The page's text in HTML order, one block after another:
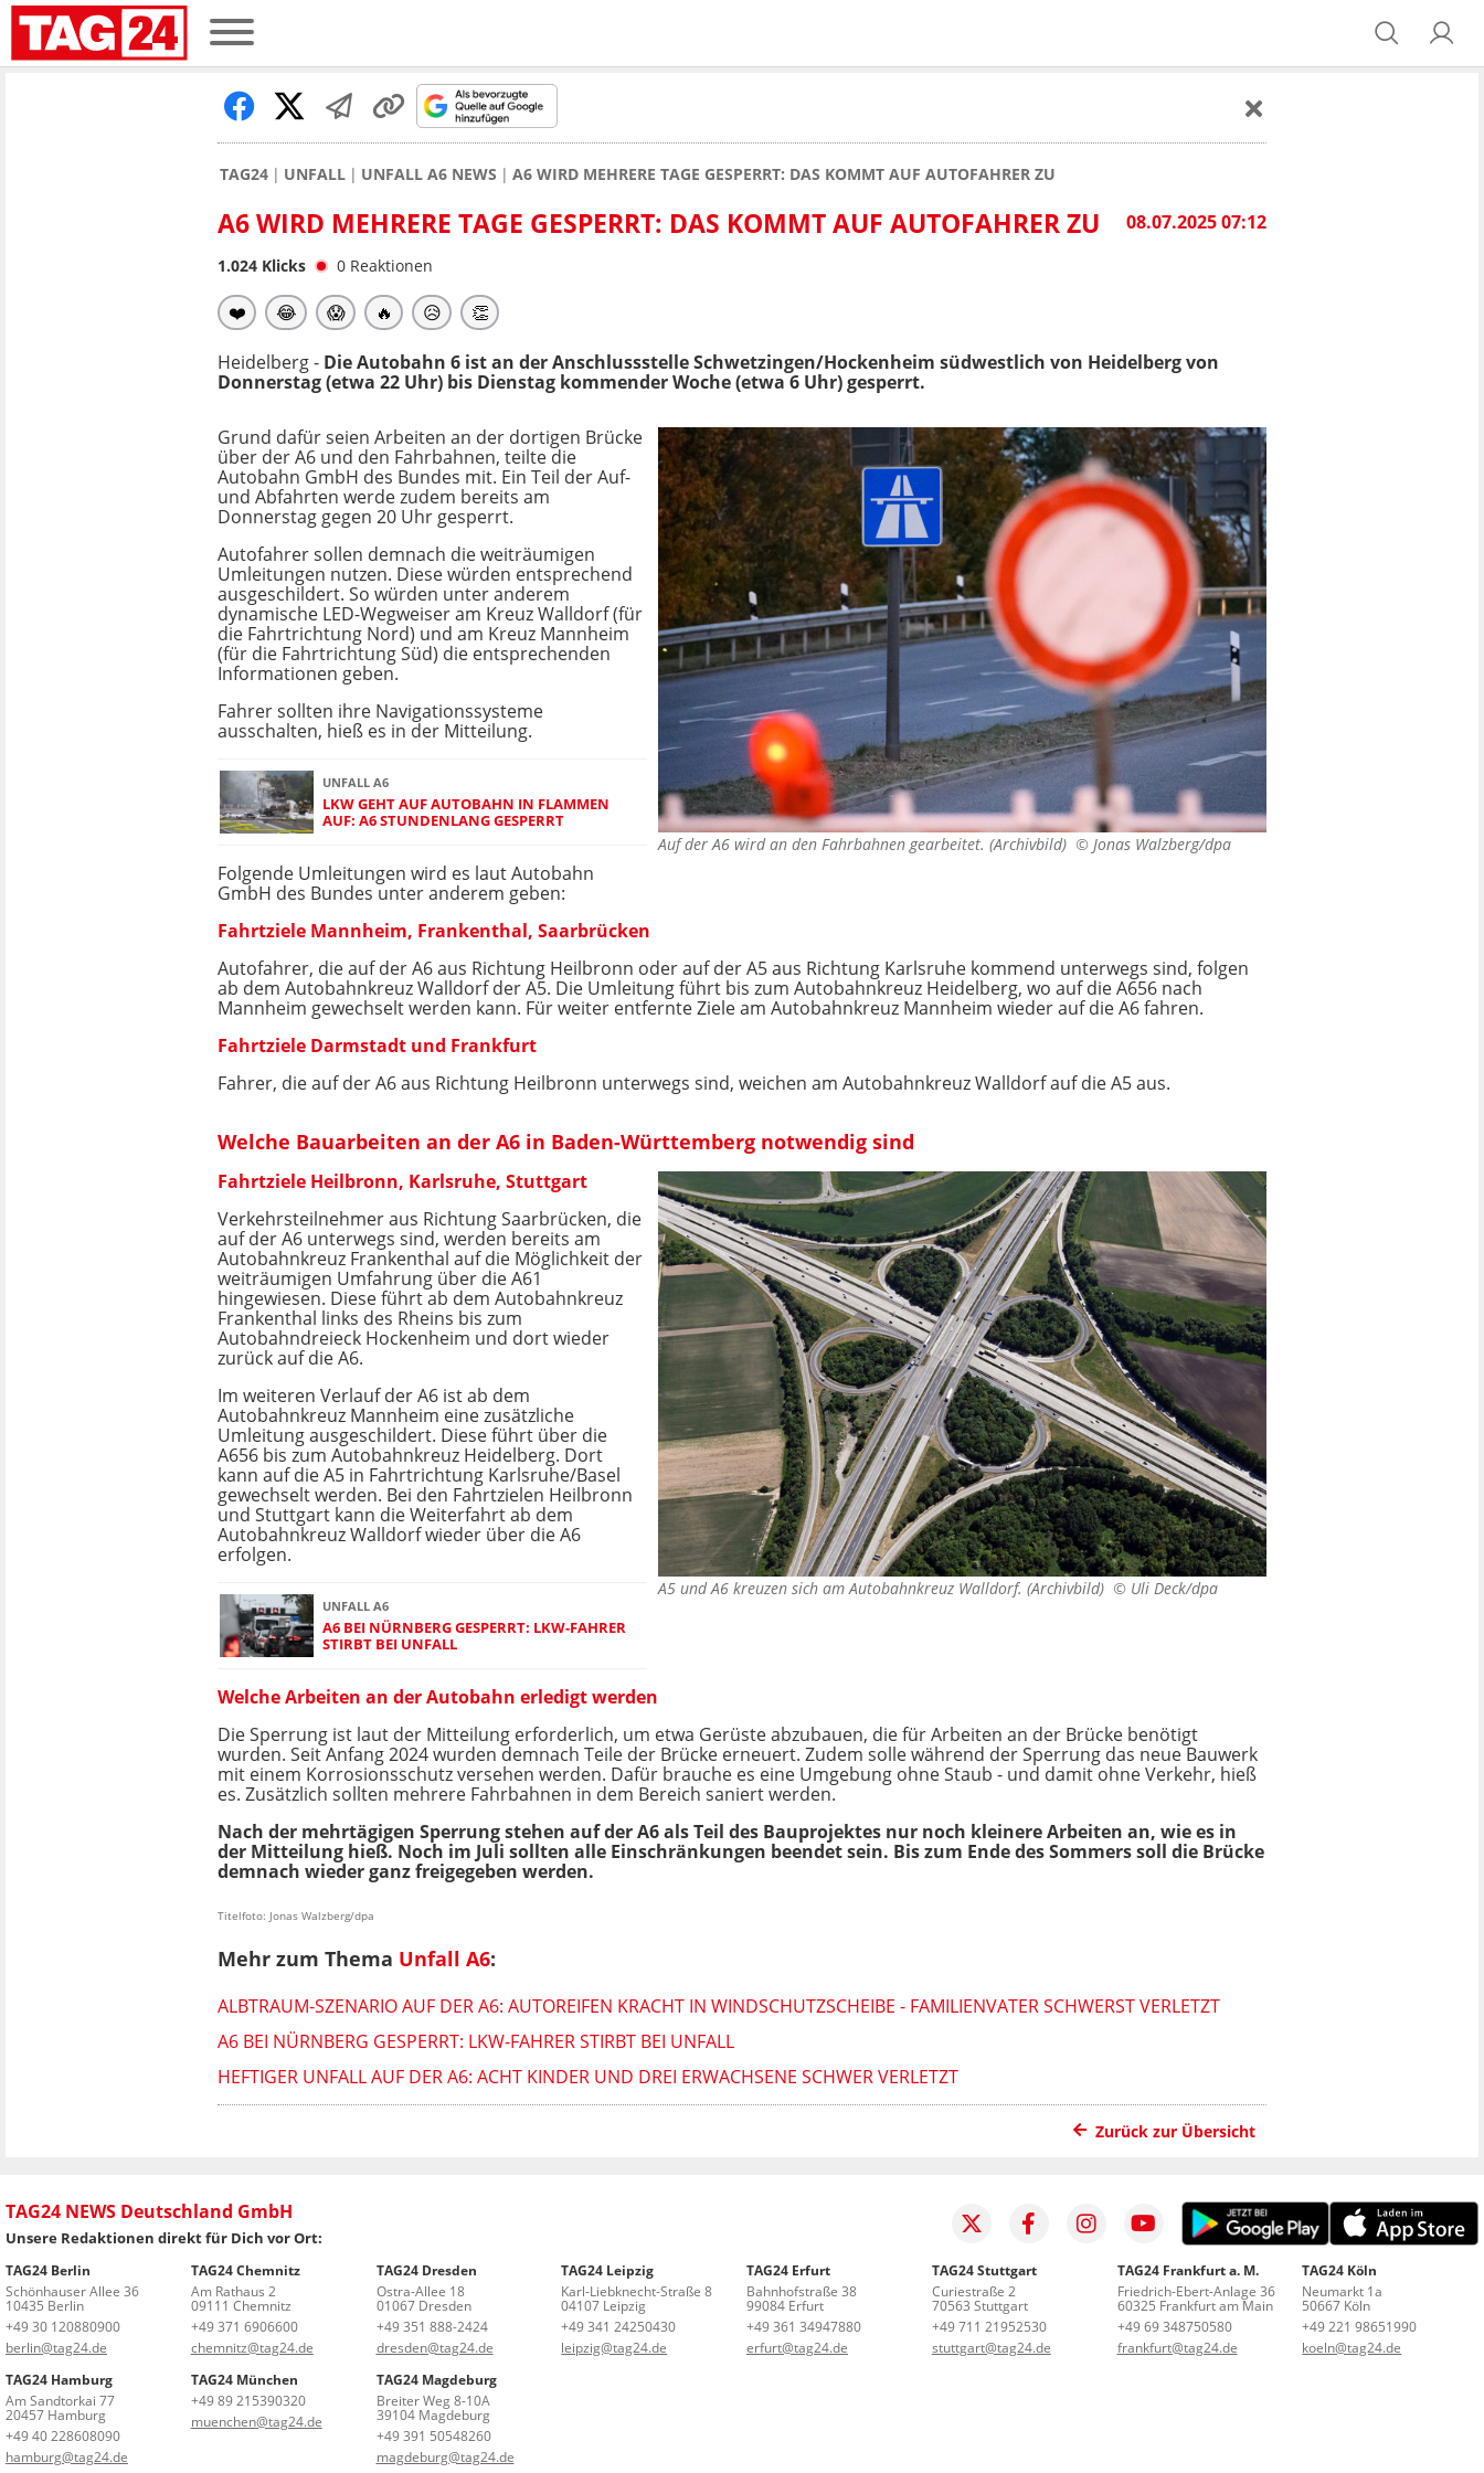
TAG24 UNFALL UNFALL A6 NEWS A6 WIRD MEHRERE TAGE GESPERRT: DAS KOMMT AUF AUTOFAHRER ZU
08.07.2025 07:12
A6 WIRD MEHRERE TAGE GESPERRT: DAS KOMMT AUF AUTOFAHRER ZU
1.024 Klicks 0 Reaktionen
❤️ 😂 😱 🔥 😥 👏
Heidelberg - Die Autobahn 6 ist an der Anschlussstelle Schwetzingen/Hockenheim südwestlich von Heidelberg von
Donnerstag (etwa 22 Uhr) bis Dienstag kommender Woche (etwa 6 Uhr) gesperrt.
Auf der A6 wird an den Fahrbahnen gearbeitet. (Archivbild) © Jonas Walzberg/dpa
Grund dafür seien Arbeiten an der dortigen Brücke
über der A6 und den Fahrbahnen, teilte die
Autobahn GmbH des Bundes mit. Ein Teil der Auf-
und Abfahrten werde zudem bereits am
Donnerstag gegen 20 Uhr gesperrt.
Autofahrer sollen demnach die weiträumigen
Umleitungen nutzen. Diese würden entsprechend
ausgeschildert. So würden unter anderem
dynamische LED-Wegweiser am Kreuz Walldorf (für
die Fahrtrichtung Nord) und am Kreuz Mannheim
(für die Fahrtrichtung Süd) die entsprechenden
Informationen geben.
Fahrer sollten ihre Navigationssysteme
ausschalten, hieß es in der Mitteilung.
UNFALL A6
LKW GEHT AUF AUTOBAHN IN FLAMMEN
AUF: A6 STUNDENLANG GESPERRT
Folgende Umleitungen wird es laut Autobahn
GmbH des Bundes unter anderem geben:
Fahrtziele Mannheim, Frankenthal, Saarbrücken
Autofahrer, die auf der A6 aus Richtung Heilbronn oder auf der A5 aus Richtung Karlsruhe kommend unterwegs sind, folgen
ab dem Autobahnkreuz Walldorf der A5. Die Umleitung führt bis zum Autobahnkreuz Heidelberg, wo auf die A656 nach
Mannheim gewechselt werden kann. Für weiter entfernte Ziele am Autobahnkreuz Mannheim wieder auf die A6 fahren.
Fahrtziele Darmstadt und Frankfurt
Fahrer, die auf der A6 aus Richtung Heilbronn unterwegs sind, weichen am Autobahnkreuz Walldorf auf die A5 aus.
Welche Bauarbeiten an der A6 in Baden-Württemberg notwendig sind
A5 und A6 kreuzen sich am Autobahnkreuz Walldorf. (Archivbild) © Uli Deck/dpa
Fahrtziele Heilbronn, Karlsruhe, Stuttgart
Verkehrsteilnehmer aus Richtung Saarbrücken, die
auf der A6 unterwegs sind, werden bereits am
Autobahnkreuz Frankenthal auf die Möglichkeit der
weiträumigen Umfahrung über die A61
hingewiesen. Diese führt ab dem Autobahnkreuz
Frankenthal links des Rheins bis zum
Autobahndreieck Hockenheim und dort wieder
zurück auf die A6.
Im weiteren Verlauf der A6 ist ab dem
Autobahnkreuz Mannheim eine zusätzliche
Umleitung ausgeschildert. Diese führt über die
A656 bis zum Autobahnkreuz Heidelberg. Dort
kann auf die A5 in Fahrtrichtung Karlsruhe/Basel
gewechselt werden. Bei den Fahrtzielen Heilbronn
und Stuttgart kann die Weiterfahrt ab dem
Autobahnkreuz Walldorf wieder über die A6
erfolgen.
UNFALL A6
A6 BEI NÜRNBERG GESPERRT: LKW-FAHRER
STIRBT BEI UNFALL
Welche Arbeiten an der Autobahn erledigt werden
Die Sperrung ist laut der Mitteilung erforderlich, um etwa Gerüste abzubauen, die für Arbeiten an der Brücke benötigt
wurden. Seit Anfang 2024 wurden demnach Teile der Brücke erneuert. Zudem solle während der Sperrung das neue Bauwerk
mit einem Korrosionsschutz versehen werden. Dafür brauche es eine Umgebung ohne Staub - und damit ohne Verkehr, hieß
es. Zusätzlich sollten mehrere Fahrbahnen in dem Bereich saniert werden.
Nach der mehrtägigen Sperrung stehen auf der A6 als Teil des Bauprojektes nur noch kleinere Arbeiten an, wie es in
der Mitteilung hieß. Noch im Juli sollten alle Einschränkungen beendet sein. Bis zum Ende des Sommers soll die Brücke
demnach wieder ganz freigegeben werden.
Titelfoto: Jonas Walzberg/dpa
Mehr zum Thema Unfall A6:
ALBTRAUM-SZENARIO AUF DER A6: AUTOREIFEN KRACHT IN WINDSCHUTZSCHEIBE - FAMILIENVATER SCHWERST VERLETZT
A6 BEI NÜRNBERG GESPERRT: LKW-FAHRER STIRBT BEI UNFALL
HEFTIGER UNFALL AUF DER A6: ACHT KINDER UND DREI ERWACHSENE SCHWER VERLETZT
Zurück zur Übersicht
TAG24 NEWS Deutschland GmbH
Unsere Redaktionen direkt für Dich vor Ort:
TAG24 Berlin
Schönhauser Allee 36
10435 Berlin
+49 30 120880900
berlin@tag24.de
TAG24 Chemnitz
Am Rathaus 2
09111 Chemnitz
+49 371 6906600
chemnitz@tag24.de
TAG24 Dresden
Ostra-Allee 18
01067 Dresden
+49 351 888-2424
dresden@tag24.de
TAG24 Leipzig
Karl-Liebknecht-Straße 8
04107 Leipzig
+49 341 24250430
leipzig@tag24.de
TAG24 Erfurt
Bahnhofstraße 38
99084 Erfurt
+49 361 34947880
erfurt@tag24.de
TAG24 Stuttgart
Curiestraße 2
70563 Stuttgart
+49 711 21952530
stuttgart@tag24.de
TAG24 Frankfurt a. M.
Friedrich-Ebert-Anlage 36
60325 Frankfurt am Main
+49 69 348750580
frankfurt@tag24.de
TAG24 Köln
Neumarkt 1a
50667 Köln
+49 221 98651990
koeln@tag24.de
TAG24 Hamburg
Am Sandtorkai 77
20457 Hamburg
+49 40 228608090
hamburg@tag24.de
TAG24 München
+49 89 215390320
muenchen@tag24.de
TAG24 Magdeburg
Breiter Weg 8-10A
39104 Magdeburg
+49 391 50548260
magdeburg@tag24.de